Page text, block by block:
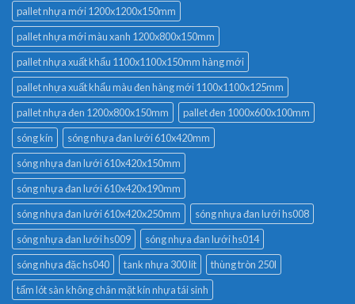
pallet nhựa mới 1200x1200x150mm
pallet nhựa mới màu xanh 1200x800x150mm
pallet nhựa xuất khẩu 1100x1100x150mm hàng mới
pallet nhựa xuất khẩu màu đen hàng mới 1100x1100x125mm
pallet nhựa đen 1200x800x150mm
pallet đen 1000x600x100mm
sóng kín
sóng nhựa đan lưới 610x420mm
sóng nhựa đan lưới 610x420x150mm
sóng nhựa đan lưới 610x420x190mm
sóng nhựa đan lưới 610x420x250mm
sóng nhựa đan lưới hs008
sóng nhựa đan lưới hs009
sóng nhựa đan lưới hs014
sóng nhựa đặc hs040
tank nhựa 300 lít
thùng tròn 250l
tấm lót sàn không chân mặt kín nhựa tái sinh